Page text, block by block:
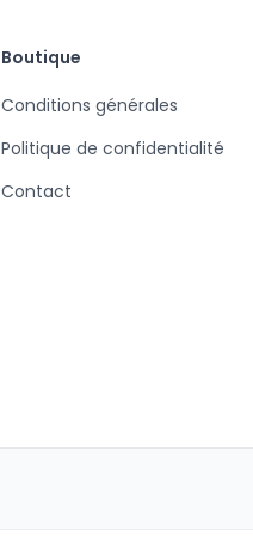
Boutique
Conditions générales
Politique de confidentialité
Contact